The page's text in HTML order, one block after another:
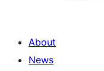
About
News